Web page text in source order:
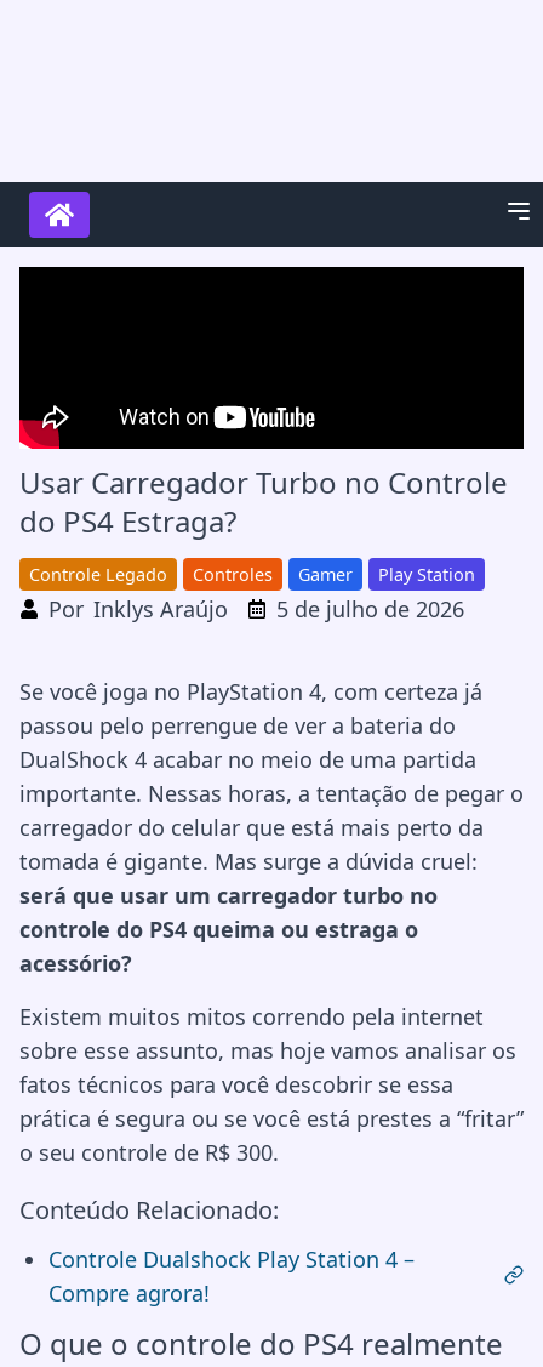
Usar Carregador Turbo no Controle
do PS4 Estraga?
Controle Legado Controles Gamer Play Station
Por Inklys Araújo 5 de julho de 2026
Se você joga no PlayStation 4, com certeza já
passou pelo perrengue de ver a bateria do
DualShock 4 acabar no meio de uma partida
importante. Nessas horas, a tentação de pegar o
carregador do celular que está mais perto da
tomada é gigante. Mas surge a dúvida cruel:
será que usar um carregador turbo no
controle do PS4 queima ou estraga o
acessório?
Existem muitos mitos correndo pela internet
sobre esse assunto, mas hoje vamos analisar os
fatos técnicos para você descobrir se essa
prática é segura ou se você está prestes a “fritar”
o seu controle de R$ 300.
Conteúdo Relacionado:
Controle Dualshock Play Station 4 –
Compre agrora!
O que o controle do PS4 realmente